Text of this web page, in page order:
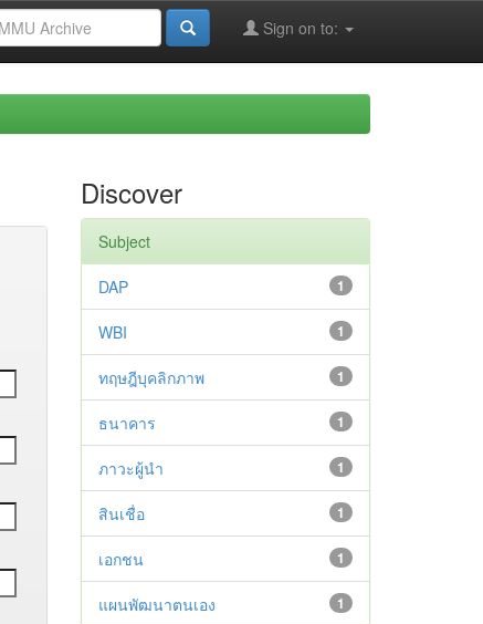
Sign on to:
Discover
Subject
1
DAP
1
WBI
1
ทฤษฎีบุคลิกภาพ
1
ธนาคาร
1
ภาวะผู้นำ
1
สินเชื่อ
1
เอกชน
1
แผนพัฒนาตนเอง